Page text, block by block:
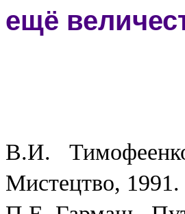
ещё
В.И.
Мистецтво, 1991.